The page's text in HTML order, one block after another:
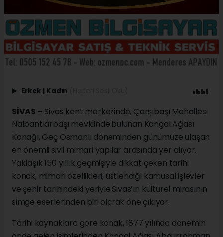
Erkek Kadın
SİVAS – Sivas kent merkezinde, Çarşıbaşı Mahallesi
Nalbantlarbaşı mevkiinde bulunan Kangal Ağası
Konağı, Geç Osmanlı döneminden günümüze ulaşan
en önemli sivil mimari yapılar arasında yer alıyor.
Yaklaşık 150 yıllık geçmişiyle dikkat çeken tarihi
konak, mimari özellikleri, üstlendiği kamusal işlevler
ve şehir tarihindeki yeriyle Sivas’ın kültürel mirasının
simge eserlerinden biri olarak öne çıkıyor.
Tarihi kaynaklara göre konak, 1877 yılında dönemin